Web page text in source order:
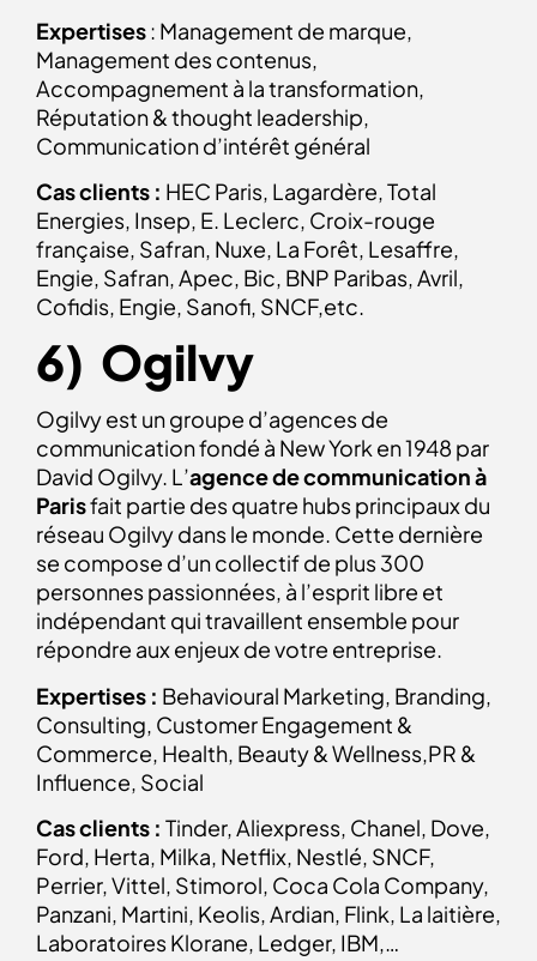
Expertises: Management de marque,
Management des contenus,
Accompagnement à la transformation,
Réputation & thought leadership,
Communication d’intérêt général
Cas clients : HEC Paris, Lagardère, Total
Energies, Insep, E. Leclerc, Croix-rouge
française, Safran, Nuxe, La Forêt, Lesaffre,
Engie, Safran, Apec, Bic, BNP Paribas, Avril,
Cofidis, Engie, Sanofi, SNCF,etc.
6) Ogilvy
Ogilvy est un groupe d’agences de
communication fondé à New York en 1948 par
David Ogilvy. L’agence de communication à
Parisfait partie des quatre hubs principaux du
réseau Ogilvy dans le monde. Cette dernière
se compose d’un collectif de plus 300
personnes passionnées, à l’esprit libre et
indépendant qui travaillent ensemble pour
répondre aux enjeux de votre entreprise.
Expertises : Behavioural Marketing, Branding,
Consulting, Customer Engagement &
Commerce, Health, Beauty & Wellness,PR &
Influence, Social
Cas clients : Tinder, Aliexpress, Chanel, Dove,
Ford, Herta, Milka, Netflix, Nestlé, SNCF,
Perrier, Vittel, Stimorol, Coca Cola Company,
Panzani, Martini, Keolis, Ardian, Flink, La laitière,
Laboratoires Klorane, Ledger, IBM,…